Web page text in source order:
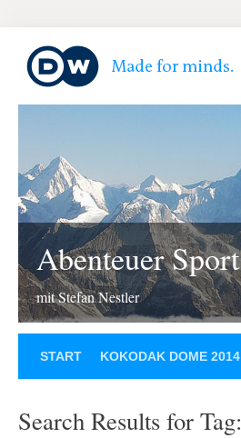
Abenteuer Sport
mit Stefan Nestler
START KOKODAK DOME 2014
Search Results for Tag: